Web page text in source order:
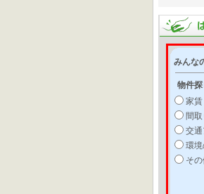
みんな
物件
家賃
間
交通
環
そ